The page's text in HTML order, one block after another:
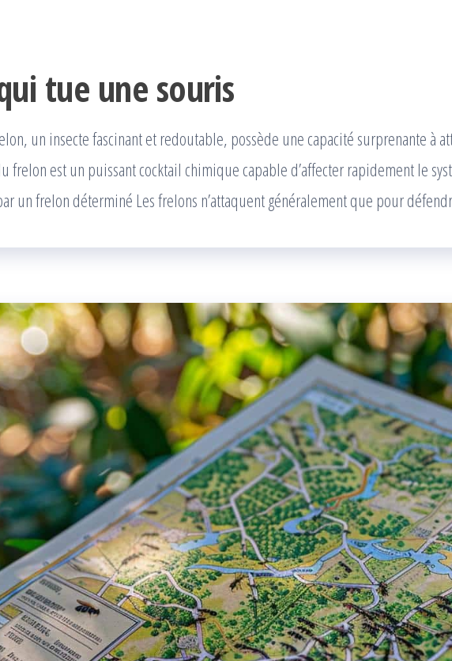
tue une souris
un insecte fascinant et redoutable, possède une capacité surprenante à
frelon est un puissant cocktail chimique capable d’affecter rapidement le
un frelon déterminé Les frelons n’attaquent généralement que pour